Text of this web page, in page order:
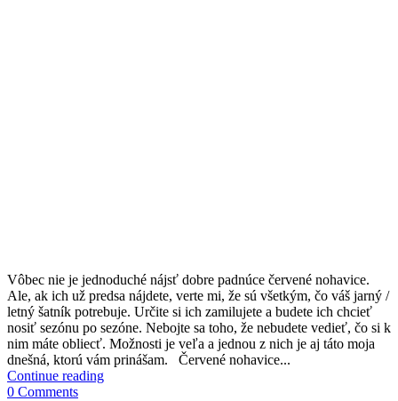
Vôbec nie je jednoduché nájsť dobre padnúce červené nohavice.
Ale, ak ich už predsa nájdete, verte mi, že sú všetkým, čo váš jarný /
letný šatník potrebuje. Určite si ich zamilujete a budete ich chcieť
nosiť sezónu po sezóne. Nebojte sa toho, že nebudete vedieť, čo si k
nim máte obliecť. Možnosti je veľa a jednou z nich je aj táto moja
dnešná, ktorú vám prinášam. Červené nohavice...
Continue reading
0 Comments